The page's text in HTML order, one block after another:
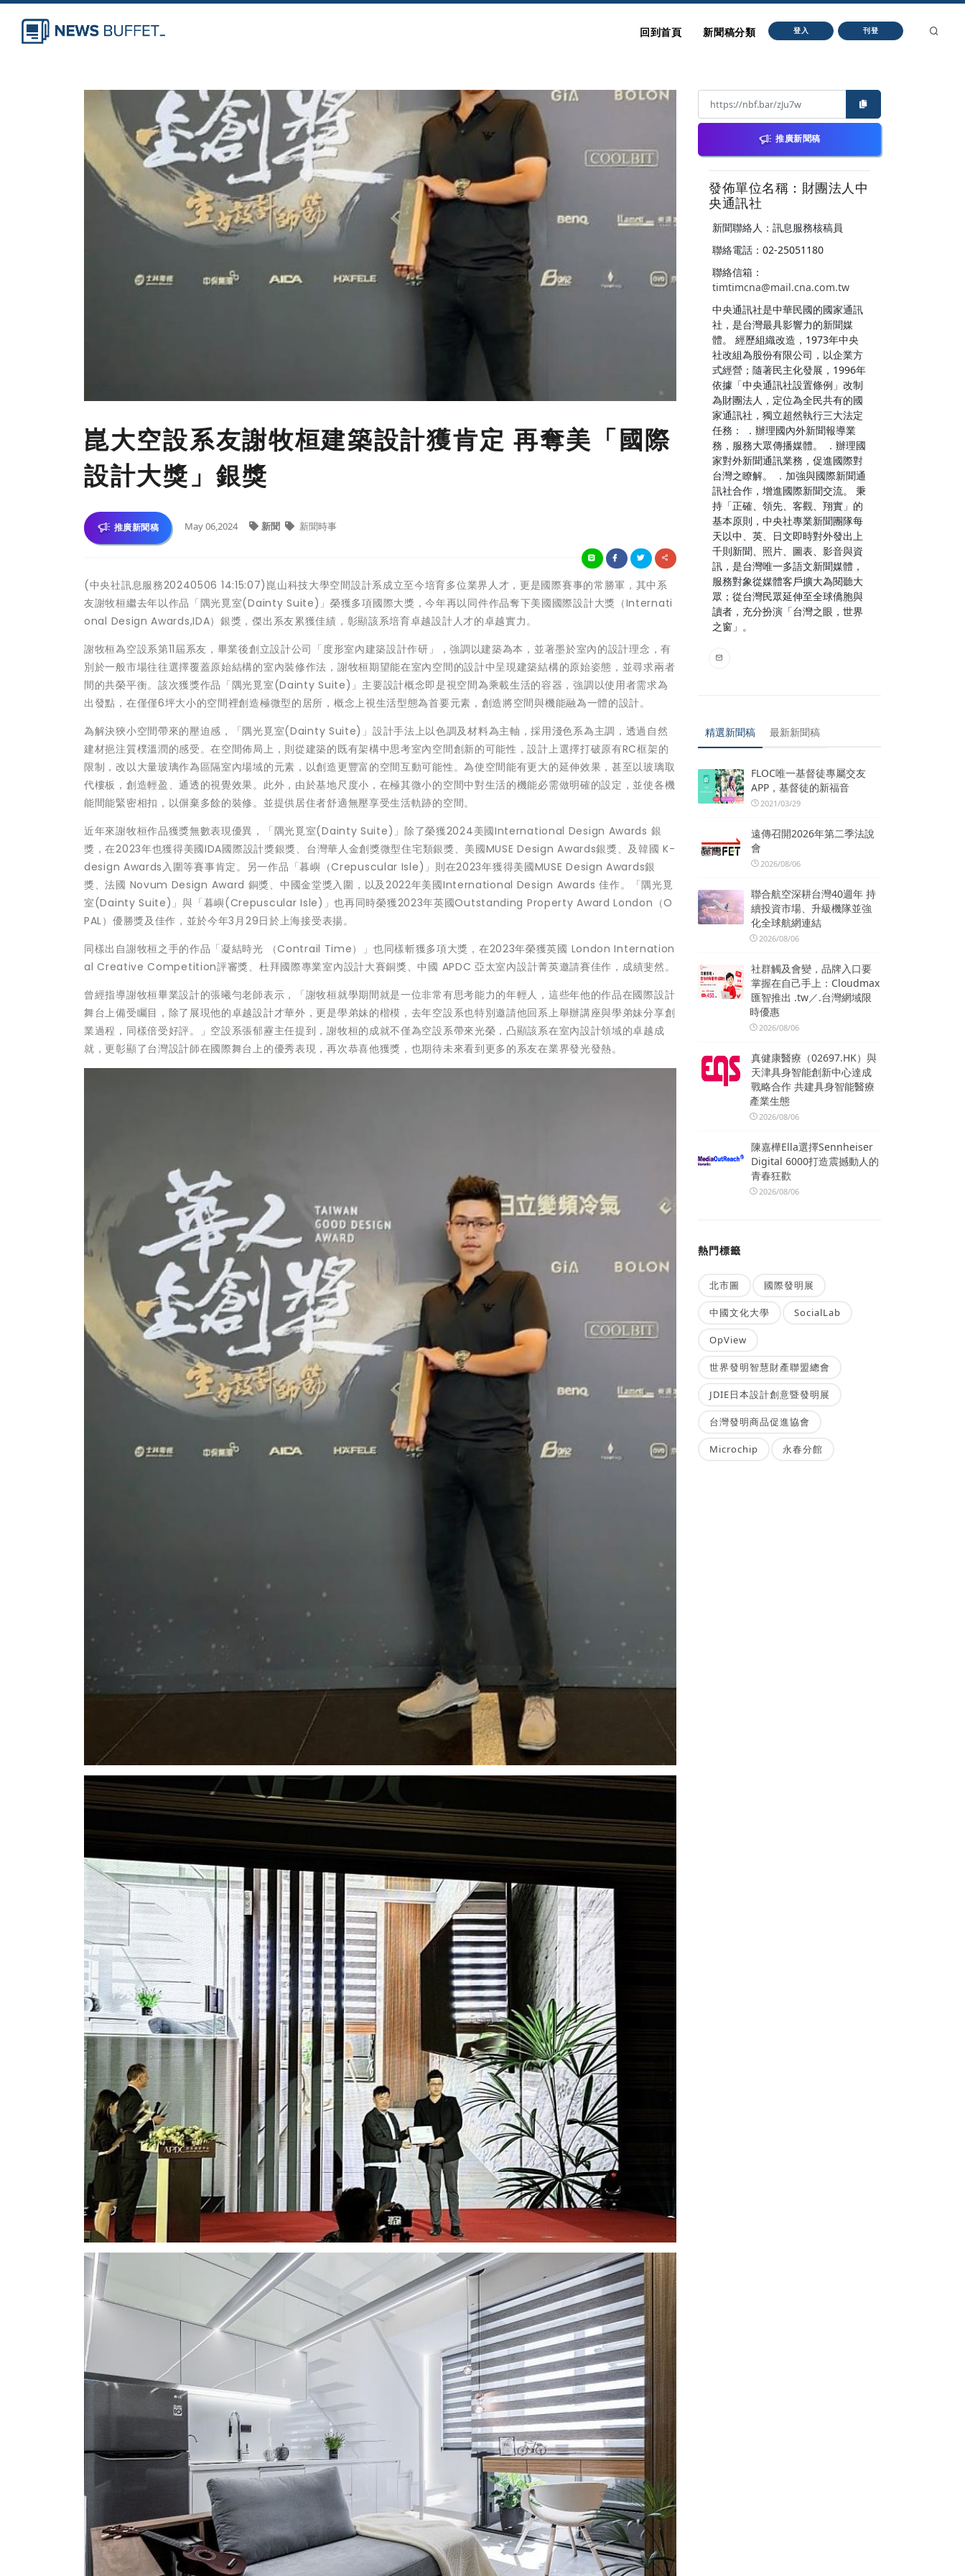
回到首頁 新聞稿分類 登入 刊登
崑大空設系友謝牧桓建築設計獲肯定 再奪美「國際
設計大獎」銀獎
推廣新聞稿 May 06,2024 新聞 新聞時事
(中央社訊息服務20240506 14:15:07)崑山科技大學空間設計系成立至今培育多位業界人才，更是國際賽事的常勝軍，其中系
友謝牧桓繼去年以作品「隅光覓室(Dainty Suite)」榮獲多項國際大獎，今年再以同件作品奪下美國國際設計大獎（Internati
onal Design Awards,IDA）銀獎，傑出系友累獲佳績，彰顯該系培育卓越設計人才的卓越實力。
謝牧桓為空設系第11屆系友，畢業後創立設計公司「度形室內建築設計作研」，強調以建築為本，並著墨於室內的設計理念，有
別於一般市場往往選擇覆蓋原始結構的室內裝修作法，謝牧桓期望能在室內空間的設計中呈現建築結構的原始姿態，並尋求兩者
間的共榮平衡。該次獲獎作品「隅光覓室(Dainty Suite)」主要設計概念即是視空間為乘載生活的容器，強調以使用者需求為
出發點，在僅僅6坪大小的空間裡創造極微型的居所，概念上視生活型態為首要元素，創造將空間與機能融為一體的設計。
為解決狹小空間帶來的壓迫感，「隅光覓室(Dainty Suite)」設計手法上以色調及材料為主軸，採用淺色系為主調，透過自然
建材挹注質樸溫潤的感受。在空間佈局上，則從建築的既有架構中思考室內空間創新的可能性，設計上選擇打破原有RC框架的
限制，改以大量玻璃作為區隔室內場域的元素，以創造更豐富的空間互動可能性。為使空間能有更大的延伸效果，甚至以玻璃取
代樓板，創造輕盈、通透的視覺效果。此外，由於基地尺度小，在極其微小的空間中對生活的機能必需做明確的設定，並使各機
能間能緊密相扣，以偋棄多餘的裝修。並提供居住者舒適無壓享受生活軌跡的空間。
近年來謝牧桓作品獲獎無數表現優異，「隅光覓室(Dainty Suite)」除了榮獲2024美國International Design Awards 銀
獎，在2023年也獲得美國IDA國際設計獎銀獎、台灣華人金創獎微型住宅類銀獎、美國MUSE Design Awards銀獎、及韓國 K-
design Awards入圍等賽事肯定。另一作品「暮嶼（Crepuscular Isle)」則在2023年獲得美國MUSE Design Awards銀
獎、法國 Novum Design Award 銅獎、中國金堂獎入圍，以及2022年美國International Design Awards 佳作。「隅光覓
室(Dainty Suite)」與「暮嶼(Crepuscular Isle)」也再同時榮獲2023年英國Outstanding Property Award London（O
PAL）優勝獎及佳作，並於今年3月29日於上海接受表揚。
同樣出自謝牧桓之手的作品「凝結時光 （Contrail Time）」也同樣斬獲多項大獎，在2023年榮獲英國 London Internation
al Creative Competition評審獎、杜拜國際專業室內設計大賽銅獎、中國 APDC 亞太室內設計菁英邀請賽佳作，成績斐然。
曾經指導謝牧桓畢業設計的張曦勻老師表示，「謝牧桓就學期間就是一位非常有思考能力的年輕人，這些年他的作品在國際設計
舞台上備受矚目，除了展現他的卓越設計才華外，更是學弟妹的楷模，去年空設系也特別邀請他回系上舉辦講座與學弟妹分享創
業過程，同樣倍受好評。」空設系張郁靂主任提到，謝牧桓的成就不僅為空設系帶來光榮，凸顯該系在室內設計領域的卓越成
就，更彰顯了台灣設計師在國際舞台上的優秀表現，再次恭喜他獲獎，也期待未來看到更多的系友在業界發光發熱。
推廣新聞稿
發佈單位名稱：財團法人中
央通訊社
新聞聯絡人：訊息服務核稿員
聯絡電話：02-25051180
聯絡信箱：
timtimcna@mail.cna.com.tw
中央通訊社是中華民國的國家通訊
社，是台灣最具影響力的新聞媒
體。 經歷組織改造，1973年中央
社改組為股份有限公司，以企業方
式經營；隨著民主化發展，1996年
依據「中央通訊社設置條例」改制
為財團法人，定位為全民共有的國
家通訊社，獨立超然執行三大法定
任務： ．辦理國內外新聞報導業
務，服務大眾傳播媒體。 ．辦理國
家對外新聞通訊業務，促進國際對
台灣之瞭解。 ．加強與國際新聞通
訊社合作，增進國際新聞交流。 秉
持「正確、領先、客觀、翔實」的
基本原則，中央社專業新聞團隊每
天以中、英、日文即時對外發出上
千則新聞、照片、圖表、影音與資
訊，是台灣唯一多語文新聞媒體，
服務對象從媒體客戶擴大為閱聽大
眾；從台灣民眾延伸至全球僑胞與
讀者，充分扮演「台灣之眼，世界
之窗」。
精選新聞稿 最新新聞稿
FLOC唯一基督徒專屬交友
APP，基督徒的新福音
2021/03/29
遠傳召開2026年第二季法說
會
2026/08/06
聯合航空深耕台灣40週年 持
續投資市場、升級機隊並強
化全球航網連結
2026/08/06
社群觸及會變，品牌入口要
掌握在自己手上：Cloudmax
匯智推出 .tw／.台灣網域限
時優惠
2026/08/06
真健康醫療（02697.HK）與
天津具身智能創新中心達成
戰略合作 共建具身智能醫療
產業生態
2026/08/06
陳嘉樺Ella選擇Sennheiser
Digital 6000打造震撼動人的
青春狂歡
2026/08/06
熱門標籤
北市圖 國際發明展
中國文化大學 SocialLab
OpView
世界發明智慧財產聯盟總會
JDIE日本設計創意暨發明展
台灣發明商品促進協會
Microchip 永春分館